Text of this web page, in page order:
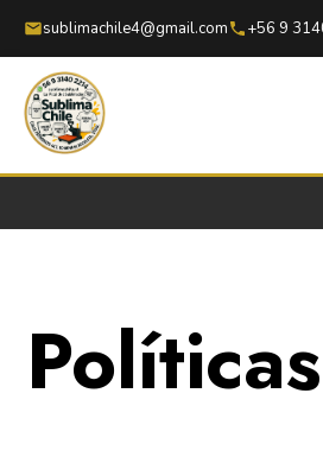
Saltar al contenido principal Saltar al pie de página
sublimachile4@gmail.com +56 9